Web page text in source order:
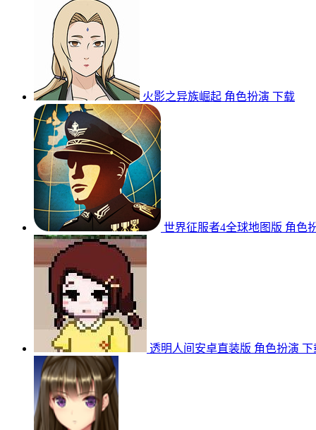
火影之异族崛起 角色扮演 下载
世界征服者4全球地图版 角色
透明人间安卓直装版 角色扮演 下